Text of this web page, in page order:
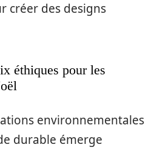
créer des designs
éthiques pour les
environnementales
durable émerge